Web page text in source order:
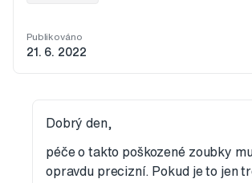
Publikováno
21. 6. 2022
Dobrý den,
péče o takto poškozené zoubky
opravdu precizní. Pokud je to jen